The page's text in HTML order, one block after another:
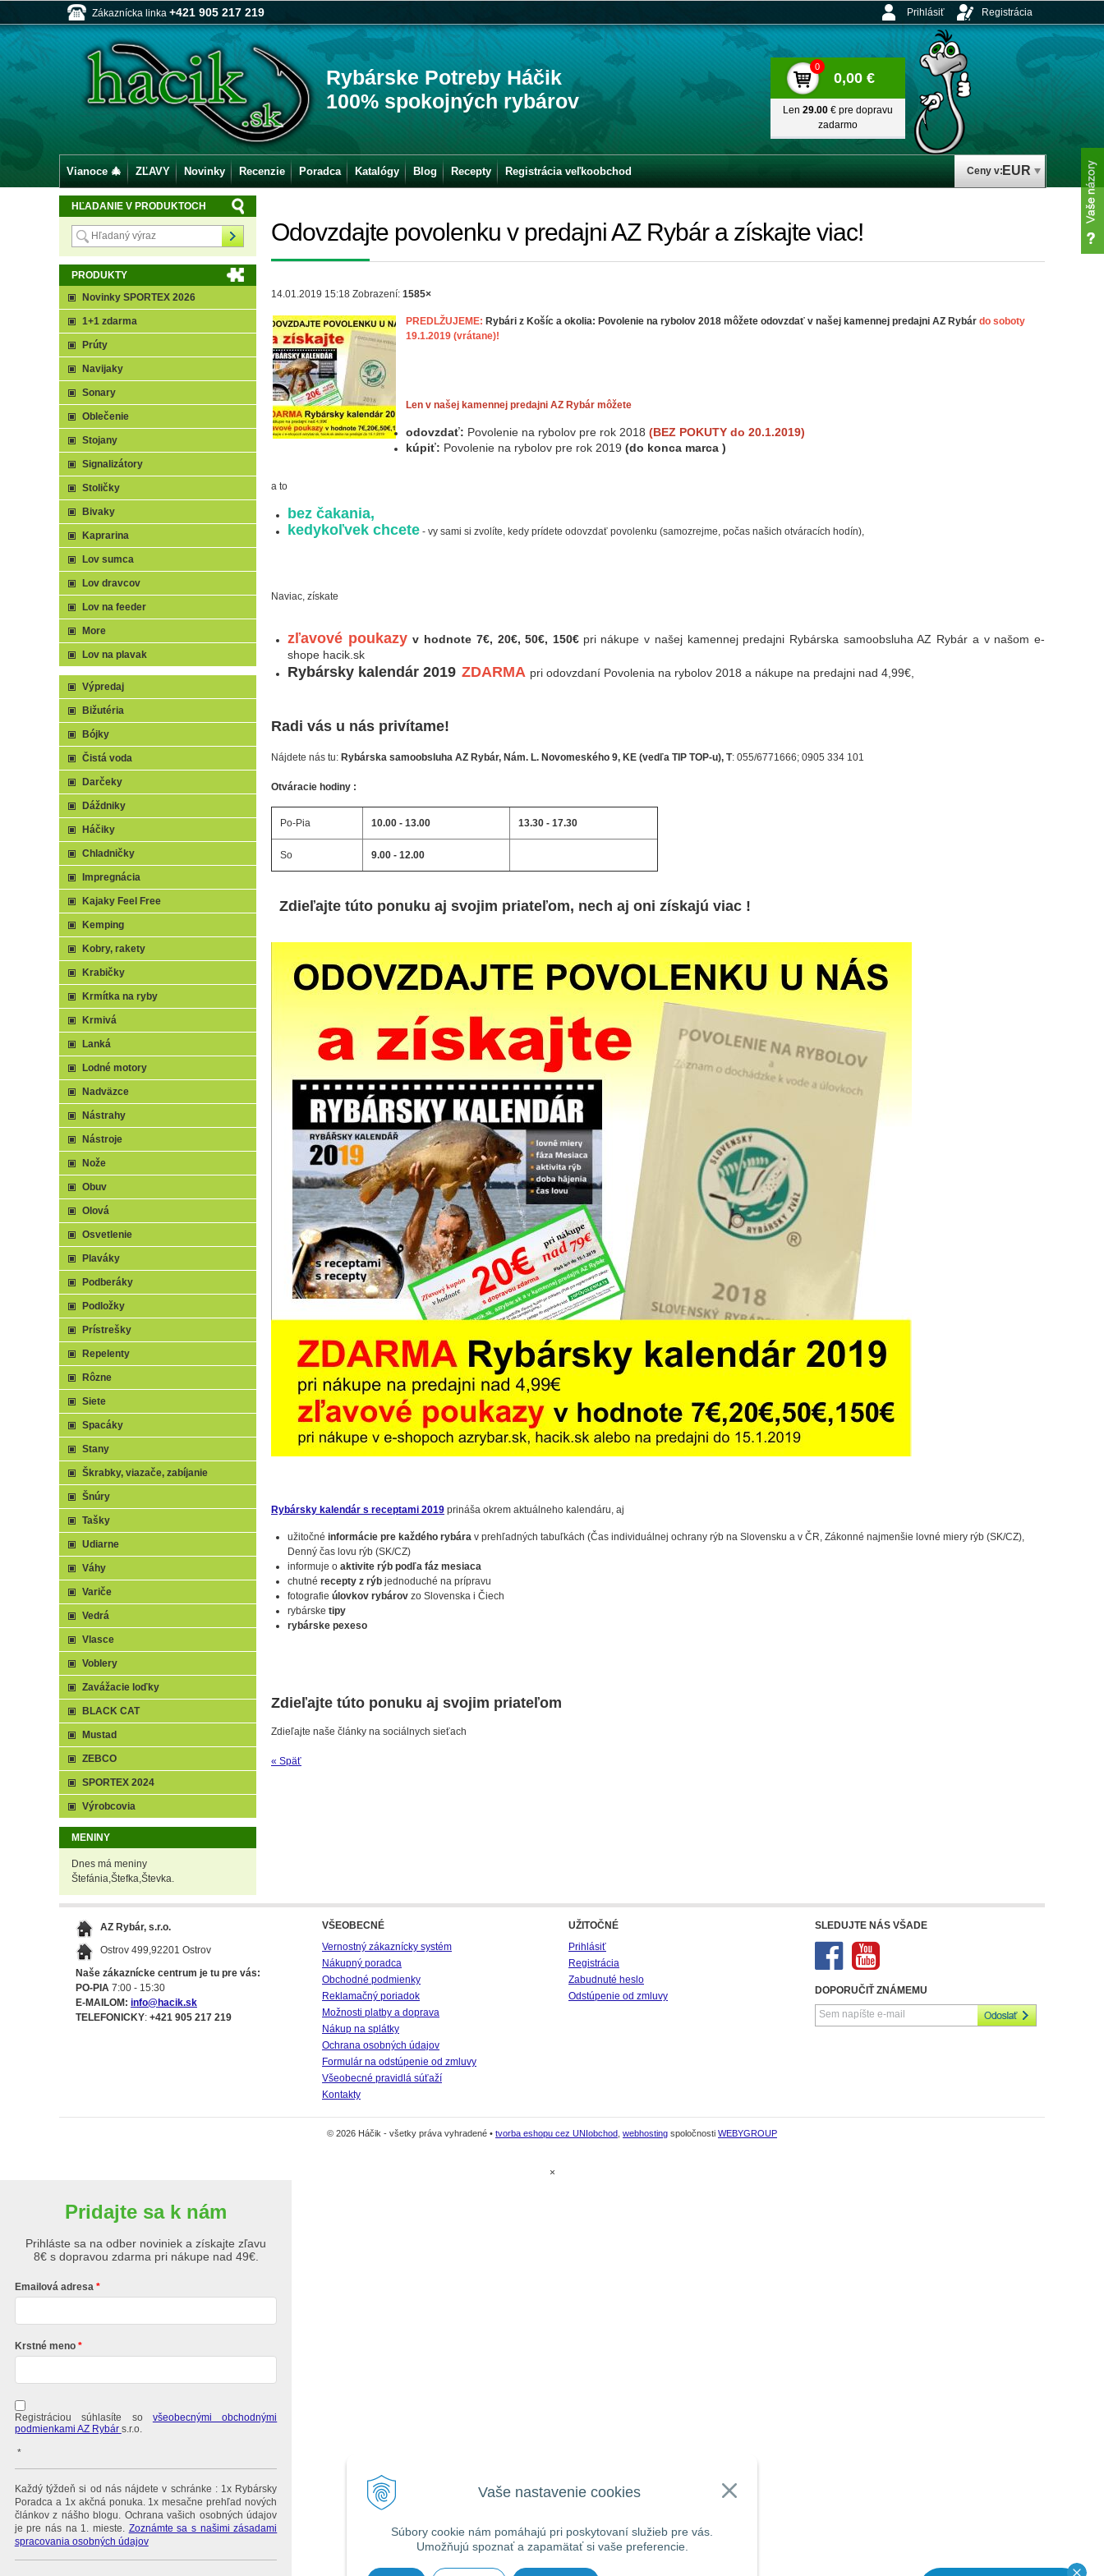
Vaše nastavenie cookies
Súbory cookie nám pomáhajú pri poskytovaní služieb pre vás.
Umožňujú spoznať a zapamätať si vaše preferencie.
Zákaznícka linka +421 905 217 219
Rybárske Potreby Háčik
100% spokojných rybárov
Ceny v: EUR
Prihlásiť Registrácia
0
0,00 €
Len 29.00 € pre dopravu
zadarmo
Odovzdajte povolenku v predajni AZ Rybár a získajte viac!
14.01.2019 15:18 Zobrazení: 1585×
PREDLŽUJEME: Rybári z Košíc a okolia: Povolenie na rybolov 2018 môžete odovzdať v našej kamennej predajni AZ Rybár do soboty
19.1.2019 (vrátane)!
Len v našej kamennej predajni AZ Rybár môžete
odovzdať: Povolenie na rybolov pre rok 2018 (BEZ POKUTY do 20.1.2019)
kúpiť: Povolenie na rybolov pre rok 2019 (do konca marca )
a to
bez čakania,
kedykoľvek chcete - vy sami si zvolíte, kedy prídete odovzdať povolenku (samozrejme, počas našich otváracích hodín),
Naviac, získate
zľavové poukazy v hodnote 7€, 20€, 50€, 150€ pri nákupe v našej kamennej predajni Rybárska samoobsluha AZ Rybár a v našom e-
shope hacik.sk
Rybársky kalendár 2019 ZDARMA pri odovzdaní Povolenia na rybolov 2018 a nákupe na predajni nad 4,99€,
Radi vás u nás privítame!
Nájdete nás tu: Rybárska samoobsluha AZ Rybár, Nám. L. Novomeského 9, KE (vedľa TIP TOP-u), T: 055/6771666; 0905 334 101
Otváracie hodiny :
Po-Pia 10.00 - 13.00 13.30 - 17.30
So 9.00 - 12.00
Zdieľajte túto ponuku aj svojim priateľom, nech aj oni získajú viac !
Rybársky kalendár s receptami 2019 prináša okrem aktuálneho kalendáru, aj
užitočné informácie pre každého rybára v prehľadných tabuľkách (Čas individuálnej ochrany rýb na Slovensku a v ČR, Zákonné najmenšie lovné miery rýb (SK/CZ),
Denný čas lovu rýb (SK/CZ)
informuje o aktivite rýb podľa fáz mesiaca
chutné recepty z rýb jednoduché na prípravu
fotografie úlovkov rybárov zo Slovenska i Čiech
rybárske tipy
rybárske pexeso
Zdieľajte túto ponuku aj svojim priateľom
Zdieľajte naše články na sociálnych sieťach
« Späť
HĽADANIE V PRODUKTOCH
PRODUKTY
Novinky SPORTEX 2026
1+1 zdarma
Prúty
Navijaky
Sonary
Oblečenie
Stojany
Signalizátory
Stoličky
Bivaky
Kaprarina
Lov sumca
Lov dravcov
Lov na feeder
More
Lov na plavak
Výpredaj
Bižutéria
Bójky
Čistá voda
Darčeky
Dáždniky
Háčiky
Chladničky
Impregnácia
Kajaky Feel Free
Kemping
Kobry, rakety
Krabičky
Krmítka na ryby
Krmivá
Lanká
Lodné motory
Nadväzce
Nástrahy
Nástroje
Nože
Obuv
Olová
Osvetlenie
Plaváky
Podberáky
Podložky
Prístrešky
Repelenty
Rôzne
Siete
Spacáky
Stany
Škrabky, viazače, zabíjanie
Šnúry
Tašky
Udiarne
Váhy
Variče
Vedrá
Vlasce
Voblery
Zavážacie loďky
BLACK CAT
Mustad
ZEBCO
SPORTEX 2024
Výrobcovia
MENINY
Dnes má meniny
Štefánia,Štefka,Števka.
Vianoce 🎄 ZĽAVY Novinky Recenzie Poradca Katalógy Blog Recepty Registrácia veľkoobchod
AZ Rybár, s.r.o.
Ostrov 499,92201 Ostrov
Naše zákaznícke centrum je tu pre vás:
PO-PIA 7:00 - 15:30
E-MAILOM: info@hacik.sk
TELEFONICKY: +421 905 217 219
VŠEOBECNÉ
Vernostný zákaznícky systém
Nákupný poradca
Obchodné podmienky
Reklamačný poriadok
Možnosti platby a doprava
Nákup na splátky
Ochrana osobných údajov
Formulár na odstúpenie od zmluvy
Všeobecné pravidlá súťaží
Kontakty
UŽITOČNÉ
Prihlásiť
Registrácia
Zabudnuté heslo
Odstúpenie od zmluvy
SLEDUJTE NÁS VŠADE
DOPORUČIŤ ZNÁMEMU
© 2026 Háčik - všetky práva vyhradené • tvorba eshopu cez UNIobchod webhosting spoločnosti WEBYGROUP
×
Pridajte sa k nám
Prihláste sa na odber noviniek a získajte zľavu
8€ s dopravou zdarma pri nákupe nad 49€.
Emailová adresa
Krstné meno
Registráciou súhlasíte so všeobecnými obchodnými
podmienkami AZ Rybár s.r.o.
*
Každý týždeň si od nás nájdete v schránke : 1x Rybársky
Poradca a 1x akčná ponuka. 1x mesačne prehľad nových
článkov z nášho blogu. Ochrana vašich osobných údajov
je pre nás na 1. mieste. Zoznámte sa s našimi zásadami
spracovania osobných údajov